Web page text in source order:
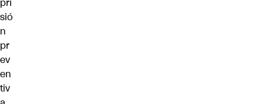
sió
n
pr
ev
en
tiv